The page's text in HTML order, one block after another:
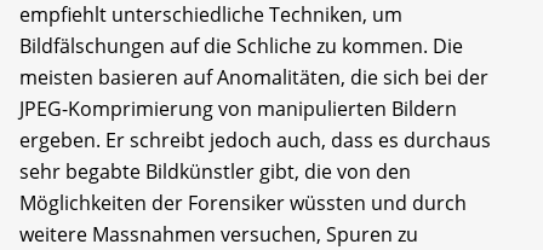
empfiehlt unterschiedliche Techniken, um
Bildfälschungen auf die Schliche zu kommen. Die
meisten basieren auf Anomalitäten, die sich bei der
JPEG-Komprimierung von manipulierten Bildern
ergeben. Er schreibt jedoch auch, dass es durchaus
sehr begabte Bildkünstler gibt, die von den
Möglichkeiten der Forensiker wüssten und durch
weitere Massnahmen versuchen, Spuren zu